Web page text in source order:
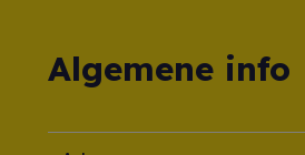
Algemene info